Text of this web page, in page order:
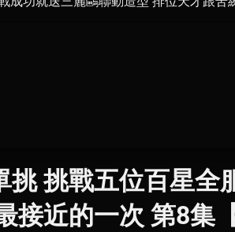
挑 挑戰五位百星
近的一次 第8集